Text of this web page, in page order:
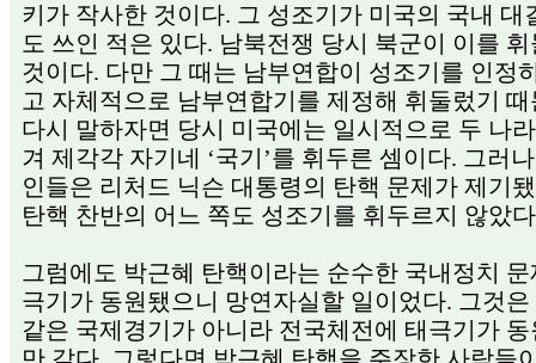
키가 작사한 것이다. 그 성조기가 미국의 국내 대
도 쓰인 적은 있다. 남북전쟁 당시 북군이 이를
것이다. 다만 그 때는 남부연합이 성조기를 인정
고 자체적으로 남부연합기를 제정해 휘둘렀기
다시 말하자면 당시 미국에는 일시적으로 두 나
겨 제각각 자기네 ‘국기’를 휘두른 셈이다. 그러
인들은 리처드 닉슨 대통령의 탄핵 문제가 제기
탄핵 찬반의 어느 쪽도 성조기를 휘두르지 않았
그럼에도 박근혜 탄핵이라는 순수한 국내정치
극기가 동원됐으니 망연자실할 일이었다. 그것
같은 국제경기가 아니라 전국체전에 태극기가